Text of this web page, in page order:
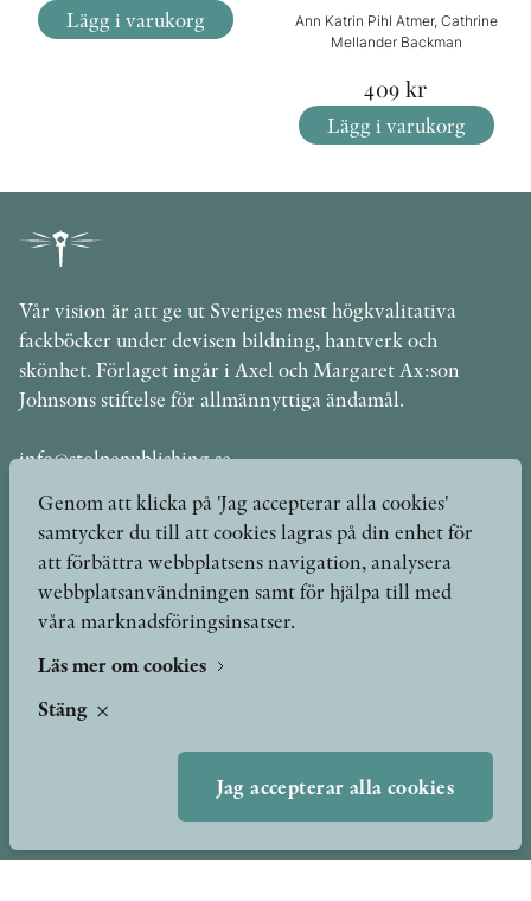
Lägg i varukorg
Ann Katrin Pihl Atmer, Cathrine
Mellander Backman
409 kr
Lägg i varukorg
Vår vision är att ge ut Sveriges mest högkvalitativa
fackböcker under devisen bildning, hantverk och
skönhet. Förlaget ingår i Axel och Margaret Ax:son
Johnsons stiftelse för allmännyttiga ändamål.
info@stolpepublishing.se
Böcker
Författare
Yukiko och Patrik möter
Hilma af Klint
Om oss
Genom att klicka på 'Jag accepterar alla cookies'
samtycker du till att cookies lagras på din enhet för
att förbättra webbplatsens navigation, analysera
webbplatsanvändningen samt för hjälpa till med
våra marknadsföringsinsatser.
Läs mer om cookies
Stäng
Jag accepterar alla cookies